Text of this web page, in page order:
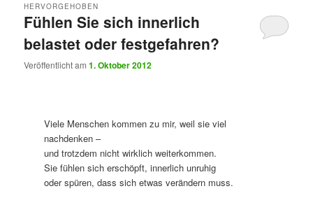
Fühlen Sie sich innerlich
belastet oder festgefahren?
HERVORGEHOBEN
Veröffentlicht am1. Oktober 2012
Viele Menschen kommen zu mir, weil sie viel
nachdenken –
und trotzdem nicht wirklich weiterkommen.
Sie fühlen sich erschöpft, innerlich unruhig
oder spüren, dass sich etwas verändern muss.